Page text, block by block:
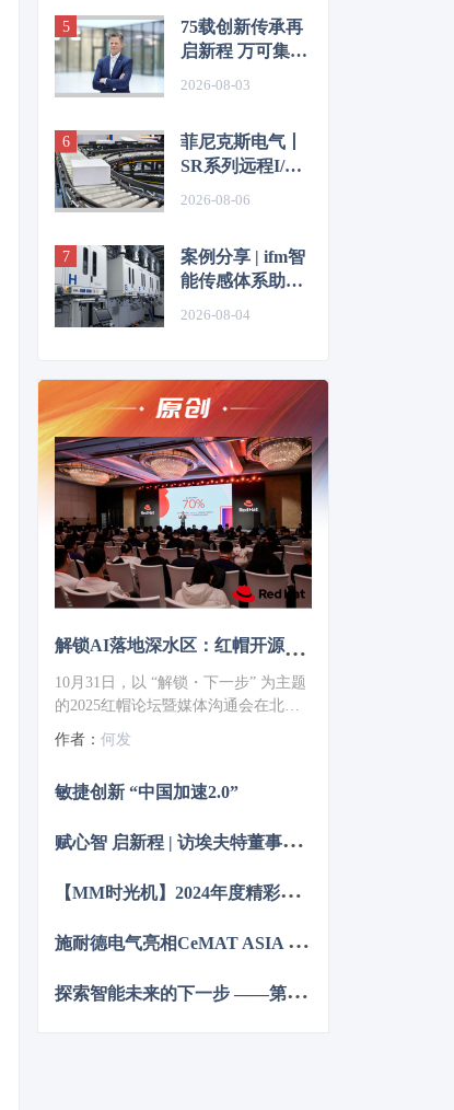
75载创新传承再
启新程 万可集团
迎来新任全球
2026-08-03
菲尼克斯电气丨
SR系列远程I/O
重塑物流输送线
2026-08-06
案例分享 | ifm智
能传感体系助力
半导体单晶生长
2026-08-04
解锁AI落地深水区：红帽开源生态赋能企业数字化跃迁 ——2025红帽论坛重磅发布车用OS
10月31日，以 “解锁・下一步” 为主题
的2025红帽论坛暨媒体沟通会在北京
JW万豪酒店盛大召开。红帽通过核心
主旨演讲、重磅新品发布、权威报告
开源技术破解行业痛点、引领企业数
企业创新注入强劲动力。
作者： 何发
敏捷创新 “中国加速2.0”
赋
心智 启新程 | 访埃夫特董事长兼总经理游玮博士
【
MM时光机】2024年度精彩瞬间大盘点 杂志篇
施
耐德电气亮相CeMAT ASIA 为智能物流多维赋能
探
索智能未来的下一步 ——第12届中国硬科技产业链创新趋势峰会暨百家媒体论坛成功举办